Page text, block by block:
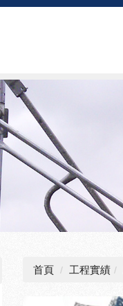
首頁 工程實績